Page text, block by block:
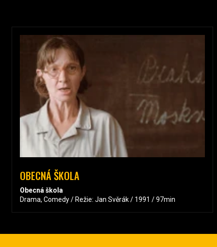
OBECNÁ ŠKOLA
Obecná škola
Drama, Comedy / Režie: Jan Svěrák / 1991 / 97min